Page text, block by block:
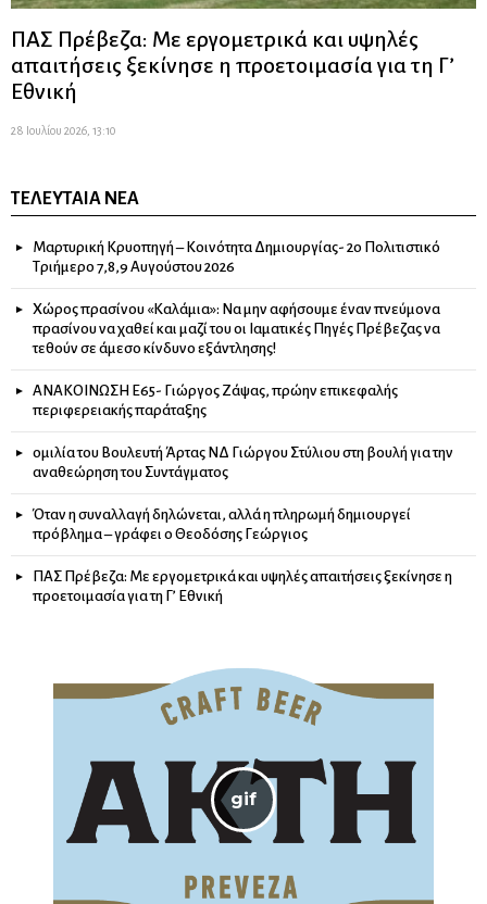
ΠΑΣ Πρέβεζα: Με εργομετρικά και υψηλές
απαιτήσεις ξεκίνησε η προετοιμασία για τη Γ’
Εθνική
28 Ιουλίου 2026, 13:10
ΤΕΛΕΥΤΑΊΑ ΝΈΑ
Μαρτυρική Κρυοπηγή – Κοινότητα Δημιουργίας- 2ο Πολιτιστικό
Τριήμερο 7,8,9 Αυγούστου 2026
Χώρος πρασίνου «Καλάμια»: Να μην αφήσουμε έναν πνεύμονα
πρασίνου να χαθεί και μαζί του οι Ιαματικές Πηγές Πρέβεζας να
τεθούν σε άμεσο κίνδυνο εξάντλησης!
ΑΝΑΚΟΙΝΩΣΗ Ε65- Γιώργος Ζάψας, πρώην επικεφαλής
περιφερειακής παράταξης
ομιλία του Βουλευτή Άρτας ΝΔ Γιώργου Στύλιου στη βουλή για την
αναθεώρηση του Συντάγματος
Όταν η συναλλαγή δηλώνεται, αλλά η πληρωμή δημιουργεί
πρόβλημα – γράφει ο Θεοδόσης Γεώργιος
ΠΑΣ Πρέβεζα: Με εργομετρικά και υψηλές απαιτήσεις ξεκίνησε η
προετοιμασία για τη Γ’ Εθνική